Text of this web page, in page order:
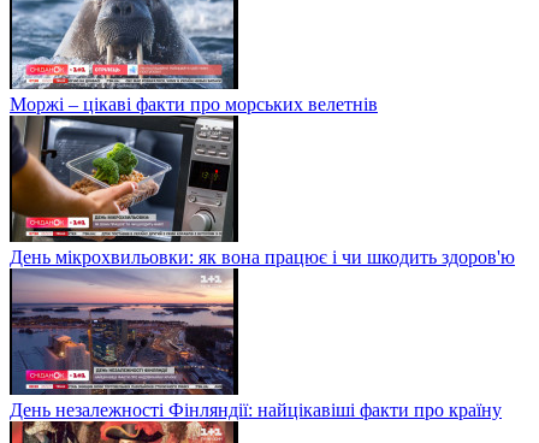
Моржі – цікаві факти про морських велетнів
День мікрохвильовки: як вона працює і чи шкодить здоров'ю
День незалежності Фінляндії: найцікавіші факти про країну